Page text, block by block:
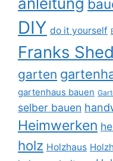
DIY do it yourself
Franks Shed
garten
gartenhaus bauen
selber bauen
Heimwerken
holz Holzhaus